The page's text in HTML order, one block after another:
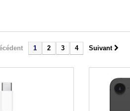
1 2 3 4 Suivant